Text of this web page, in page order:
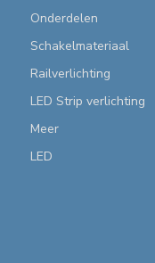
Onderdelen
Schakelmateriaal
Railverlichting
LED Strip verlichting
Meer
LED